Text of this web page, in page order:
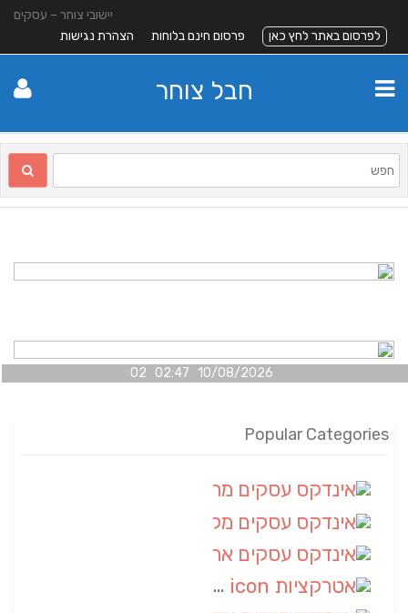
יישובי צוחר – עסקים
לפרסום באתר לחץ כאן
פרסום חינם בלוחות הצהרת נגישות
חבל צוחר
10/08/2026 02:47 02
Popular Categories
אטרקציות